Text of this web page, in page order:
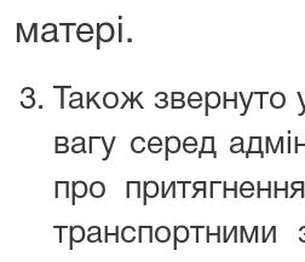
матері.
Також звернуто
вагу серед
про
транспортними